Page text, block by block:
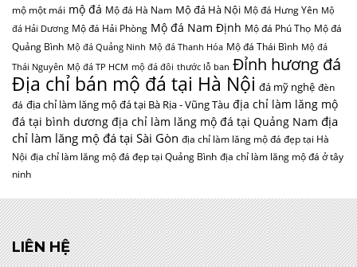
mộ một mái mộ đá Mộ đá Hà Nam Mộ đá Hà Nội Mộ đá Hưng Yên Mộ
đá Hải Dương Mộ đá Hải Phòng Mộ đá Nam Định Mộ đá Phú Thọ Mộ đá
Quảng Bình Mộ đá Quảng Ninh Mộ đá Thanh Hóa Mộ đá Thái Bình Mộ đá
Thái Nguyên Mộ đá TP HCM mộ đá đôi thước lỗ ban Đỉnh hương đá
Địa chỉ bán mộ đá tại Hà Nội đá mỹ nghệ đèn
đá địa chỉ làm lăng mộ đá tại Bà Rịa - Vũng Tàu địa chỉ làm lăng mộ
đá tại bình dương địa chỉ làm lăng mộ đá tại Quảng Nam địa
chỉ làm lăng mộ đá tại Sài Gòn địa chỉ làm lăng mộ đá đẹp tại Hà
Nội địa chỉ làm lăng mộ đá đẹp tại Quảng Bình địa chỉ làm lăng mộ đá ở tây
ninh
LIÊN HỆ